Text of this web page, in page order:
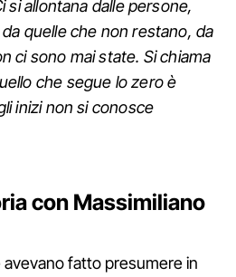
si allontana dalle persone,
quelle che non restano, da
ci sono mai state. Si chiama
che segue lo zero è
inizi non si conosce
con Massimiliano
avevano fatto presumere in